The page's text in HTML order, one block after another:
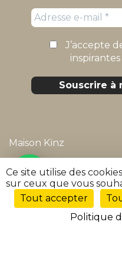
J’accepte
Maison Kïnz
Mentions légales
Politique de
Conditions générales
Ce site utilise des
sur ceux que vous
Tout accepter
Politique